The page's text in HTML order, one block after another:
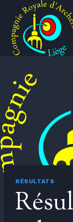
contenu
RÉSULTATS